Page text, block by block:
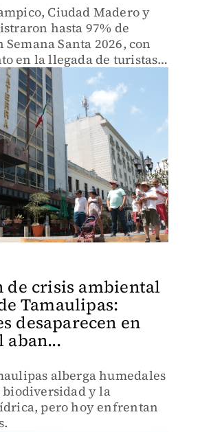
Ciudad Madero y
hasta 97% de
Semana Santa 2026, con
en la llegada de turistas,
de Nuevo León.
de crisis ambiental
Tamaulipas:
desaparecen en
aban...
alberga humedales
biodiversidad y la
pero hoy enfrentan